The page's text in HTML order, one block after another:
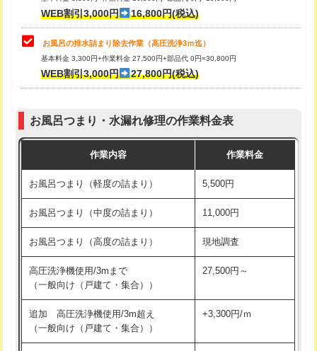
小便器トイレ脱着
その他部品の脱着 8,800円～
交換・取付（タンク）
交換・取付（普通便座） 11,000円+材料費
交換・取付（温水洗浄便座） 16,500円+材料費
交換・取付(単水栓（壁付・デッキ
式）)
13,200円+材料費
交換・取付(混合水栓（壁付・デッキ
式・ワンホール）)
16,500円+材料費
交換・取付(排水栓・排水トラップ
（P/S/ポップアップ））
22,000円+材料費
交換・取付（その他部品） 11,000円+材料費
持込商品取付（単水栓） 13,200円
WEB割引3,000円 16,800円(税込)
お風呂の排水詰まり除去作業（高圧洗浄3ｍ迄）
基本料金 3,300円+作業料金 27,500円+部品代 0円=30,800円
WEB割引3,000円 27,800円(税込)
お風呂つまり・水漏れ修理の作業料金表
作業内容 作業料金
お風呂つまり（軽度の詰まり） 5,500円
お風呂つまり（中度の詰まり） 11,000円
お風呂つまり（高度の詰まり） 現地調査
高圧洗浄機使用/3mまで
（一般向け（戸建て・集合））
27,500円～
追加 高圧洗浄機使用/3m超え
（一般向け（戸建て・集合））
+3,300円/ｍ